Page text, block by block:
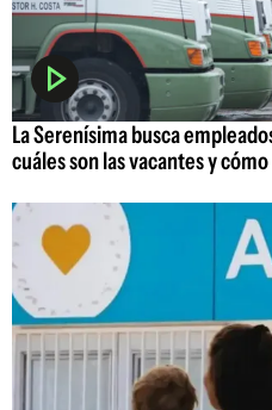
La Serenísima busca
cuáles son las vacantes y